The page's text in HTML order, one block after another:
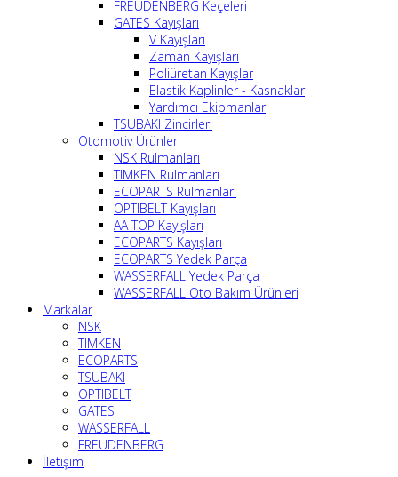
FREUDENBERG Keçeleri
GATES Kayışları
V Kayışları
Zaman Kayışları
Poliüretan Kayışlar
Elastik Kaplinler - Kasnaklar
Yardımcı Ekipmanlar
TSUBAKI Zincirleri
Otomotiv Ürünleri
NSK Rulmanları
TIMKEN Rulmanları
ECOPARTS Rulmanları
OPTIBELT Kayışları
AA TOP Kayışları
ECOPARTS Kayışları
ECOPARTS Yedek Parça
WASSERFALL Yedek Parça
WASSERFALL Oto Bakım Ürünleri
Markalar
NSK
TIMKEN
ECOPARTS
TSUBAKI
OPTIBELT
GATES
WASSERFALL
FREUDENBERG
İletişim